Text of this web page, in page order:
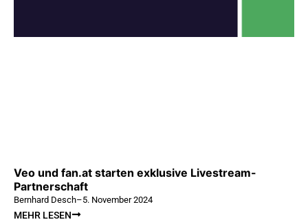
Veo und fan.at starten exklusive Livestream-
Partnerschaft
Bernhard Desch–5. November 2024
MEHR LESEN